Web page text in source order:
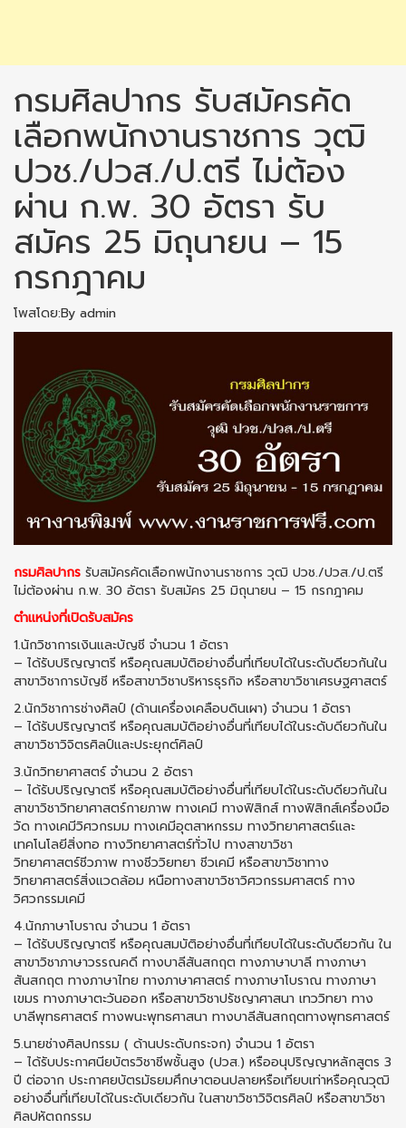
กรมศิลปากร รับสมัครคัด
เลือกพนักงานราชการ วุฒิ
ปวช./ปวส./ป.ตรี ไม่ต้อง
ผ่าน ก.พ. 30 อัตรา รับ
สมัคร 25 มิถุนายน – 15
กรกฎาคม
โพสโดย:By admin
กรมศิลปากร รับสมัครคัดเลือกพนักงานราชการ วุฒิ ปวช./ปวส./ป.ตรี
ไม่ต้องผ่าน ก.พ. 30 อัตรา รับสมัคร 25 มิถุนายน – 15 กรกฎาคม
ตำแหน่งที่เปิดรับสมัคร
1.นักวิชาการเงินและบัญชี จำนวน 1 อัตรา
– ได้รับปริญญาตรี หรือคุณสมบัติอย่างอื่นที่เทียบได้ในระดับดียวกันใน
สาขาวิชาการบัญชี หรือสาขาวิชาบริหารธุรกิจ หรือสาขาวิชาเศรษฐศาสตร์
2.นักวิชาการช่างศิลป์ (ด้านเครื่องเคลือบดินเผา) จำนวน 1 อัตรา
– ได้รับปริญญาตรี หรือคุณสมบัติอย่างอื่นที่เทียบได้ในระดับดียวกันใน
สาขาวิชาวิจิตรศิลป์และประยุกต์ศิลป์
3.นักวิทยาศาสตร์ จำนวน 2 อัตรา
– ได้รับปริญญาตรี หรือคุณสมบัติอย่างอื่นที่เทียบได้ในระดับดียวกันใน
สาขาวิชาวิทยาศาสตร์กายภาพ ทางเคมี ทางฟิสิกส์ ทางฟิสิกส์เครื่องมือ
วัด ทางเคมีวิศวกรมม ทางเคมีอุตสาหกรรม ทางวิทยาศาสตร์และ
เทคโนโลยีสิ่งทอ ทางวิทยาศาสตร์ทั่วไป ทางสาขาวิชา
วิทยาศาสตร์ชีวภาพ ทางชีววิยทยา ชีวเคมี หรือสาขาวิชาทาง
วิทยาศาสตร์สิ่งแวดล้อม หนือทางสาขาวิชาวิศวกรรมศาสตร์ ทาง
วิศวกรรมเคมี
4.นักภาษาโบราณ จำนวน 1 อัตรา
– ได้รับปริญญาตรี หรือคุณสมบัติอย่างอื่นที่เทียบได้ในระดับดียวกัน ใน
สาขาวิชาภาษาวรรณคดี ทางบาลีสันสกฤต ทางภาษาบาลี ทางภาษา
สันสกฤต ทางภาษาไทย ทางภาษาศาสตร์ ทางภาษาโบราณ ทางภาษา
เขมร ทางภาษาตะวันออก หรือสาขาวิชาปรัชญาศาสนา เทววิทยา ทาง
บาลีพุทธศาสตร์ ทางพนะพุทธศาสนา ทางบาลีสันสกฤตทางพุทธศาสตร์
5.นายช่างศิลปกรรม ( ด้านประดับกระจก) จำนวน 1 อัตรา
– ได้รับประกาศนียบัตรวิชาชีพชั้นสูง (ปวส.) หรืออนุปริญญาหลักสูตร 3
ปี ต่อจาก ประกาศยบัตรมัธยมศึกษาตอนปลายหรือเทียบเท่าหรือคุณวุฒิ
อย่างอื่นที่เทียบได้ในระดับเดียวกัน ในสาขาวิชาวิจิตรศิลป์ หรือสาขาวิชา
ศิลปหัตถกรรม